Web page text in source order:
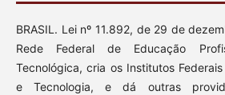
BRASIL. Lei nº 11.892, de 29 de
Rede Federal de Educação
Tecnológica, cria os Institutos
e Tecnologia, e dá outras